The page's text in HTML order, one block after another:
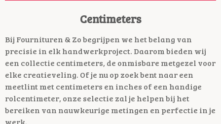
Centimeters
Bij Fournituren & Zo begrijpen we het belang van
precisie in elk handwerkproject. Daarom bieden wij
een collectie centimeters, de onmisbare metgezel voor
elke creatieveling. Of je nu op zoek bent naar een
meetlint met centimeters en inches of een handige
rolcentimeter, onze selectie zal je helpen bij het
bereiken van nauwkeurige metingen en perfectie in je
werk.